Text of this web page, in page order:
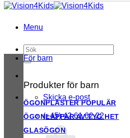
Menu
Sök
efter:
Skicka e-post
(+45) 42 61 62 22
För barn
Produkter för barn
ÖGONPLÅSTER
ÖGONLAPPAR AV TYG
GLASÖGON